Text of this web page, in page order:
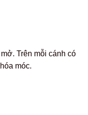
Trên mỗi cánh có
móc.